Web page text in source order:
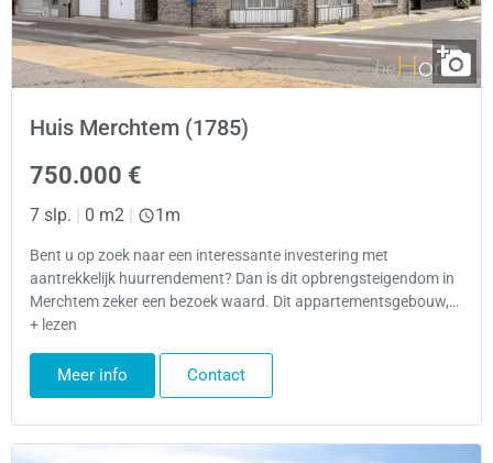
Huis Merchtem (1785)
750.000 €
7 slp. | 0 m2 | 1m
Bent u op zoek naar een interessante investering met
aantrekkelijk huurrendement? Dan is dit opbrengsteigendom in
Merchtem zeker een bezoek waard. Dit appartementsgebouw,…
+ lezen
Meer info Contact